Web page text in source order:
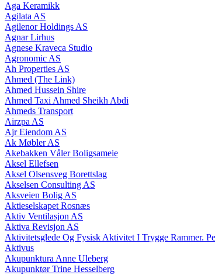
Aga Keramikk
Agilata AS
Agilenor Holdings AS
Agnar Lirhus
Agnese Kraveca Studio
Agronomic AS
Ah Properties AS
Ahmed (The Link)
Ahmed Hussein Shire
Ahmed Taxi Ahmed Sheikh Abdi
Ahmeds Transport
Airzpa AS
Ajr Eiendom AS
Ak Møbler AS
Akebakken Våler Boligsameie
Aksel Ellefsen
Aksel Olsensveg Borettslag
Akselsen Consulting AS
Aksveien Bolig AS
Aktieselskapet Rosnæs
Aktiv Ventilasjon AS
Aktiva Revisjon AS
Aktivitetsglede Og Fysisk Aktivitet I Trygge Rammer.
Aktivus
Akupunktura Anne Uleberg
Akupunktør Trine Hesselberg